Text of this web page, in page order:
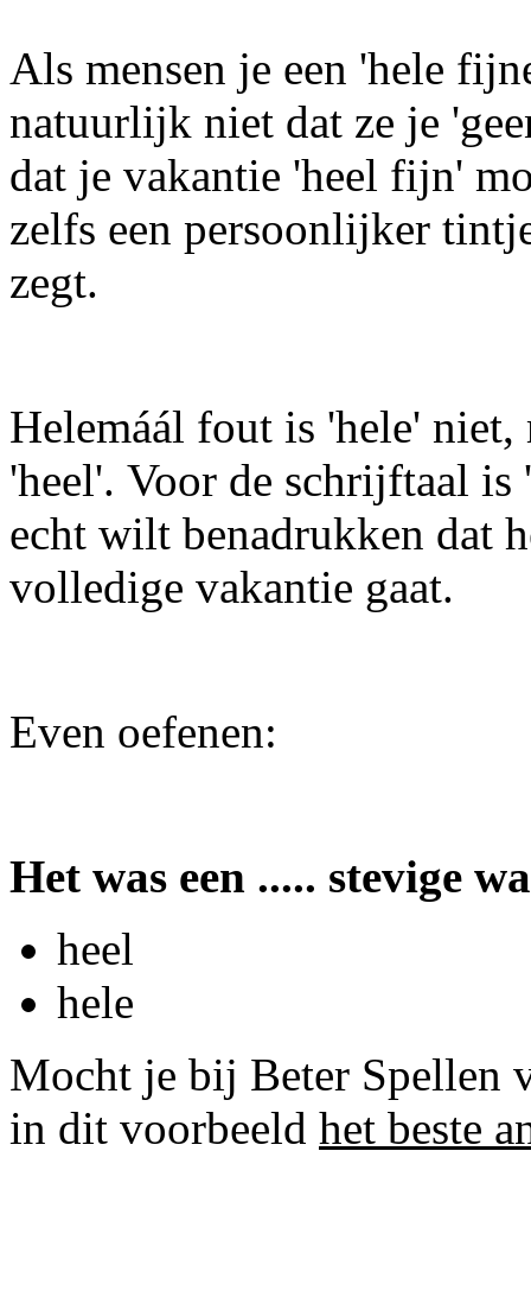
Als mensen je een 'hele
natuurlijk niet dat ze je
dat je vakantie 'heel fijn'
zelfs een persoonlijker
zegt.
Helemáál fout is 'hele'
'heel'. Voor de schrijftaal is
echt wilt benadrukken dat
volledige vakantie gaat.
Even oefenen:
Het was een ..... stevige
heel
hele
Mocht je bij Beter Spellen
in dit voorbeeld het beste